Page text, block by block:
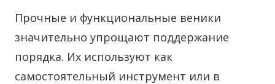
Прочные и функциональные веники
значительно упрощают поддержание
порядка. Их используют как
самостоятельный инструмент или в